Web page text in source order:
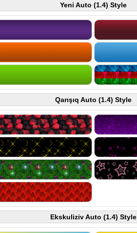
Yeni Auto (1.4) Style
Qarışıq Auto (1.4) Style
Ekskuliziv Auto (1.4) Style